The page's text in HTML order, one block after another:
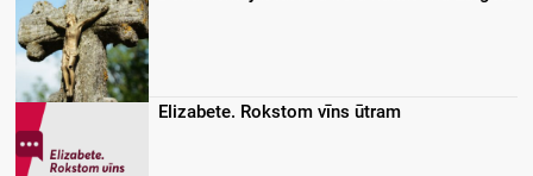
Elizabete. Rokstom vīns ūtram